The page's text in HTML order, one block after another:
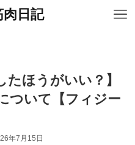
日記
たほうがいい？】
ついて【フィジー
年7月15日